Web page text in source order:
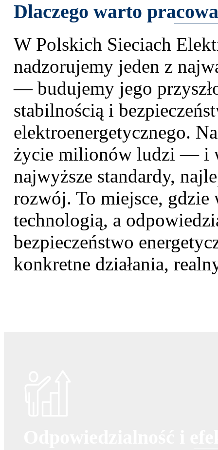
Dlaczego warto
W Polskich Sieciach
nadzorujemy jeden z
— budujemy jego
stabilnością i
elektroenergetycznego.
życie milionów ludzi — i
najwyższe standardy,
rozwój. To miejsce, gdzie
technologią, a
bezpieczeństwo
konkretne działania,